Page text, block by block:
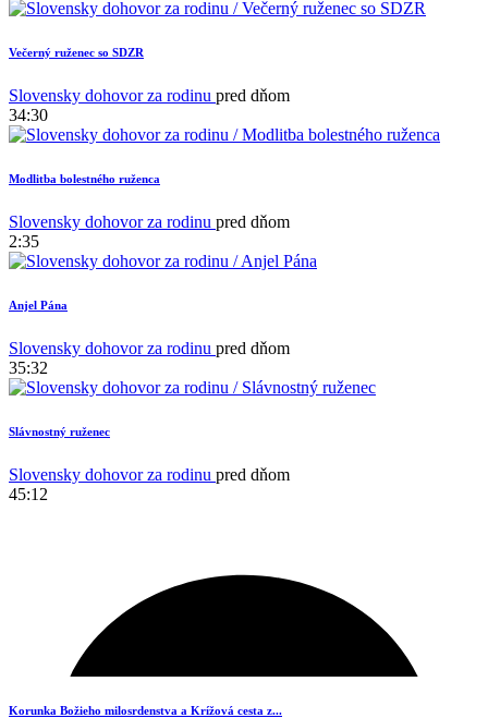
Večerný ruženec so SDZR
Slovensky dohovor za rodinu pred dňom
34:30
Modlitba bolestného ruženca
Slovensky dohovor za rodinu pred dňom
2:35
Anjel Pána
Slovensky dohovor za rodinu pred dňom
35:32
Slávnostný ruženec
Slovensky dohovor za rodinu pred dňom
45:12
Korunka Božieho milosrdenstva a Krížová cesta z...